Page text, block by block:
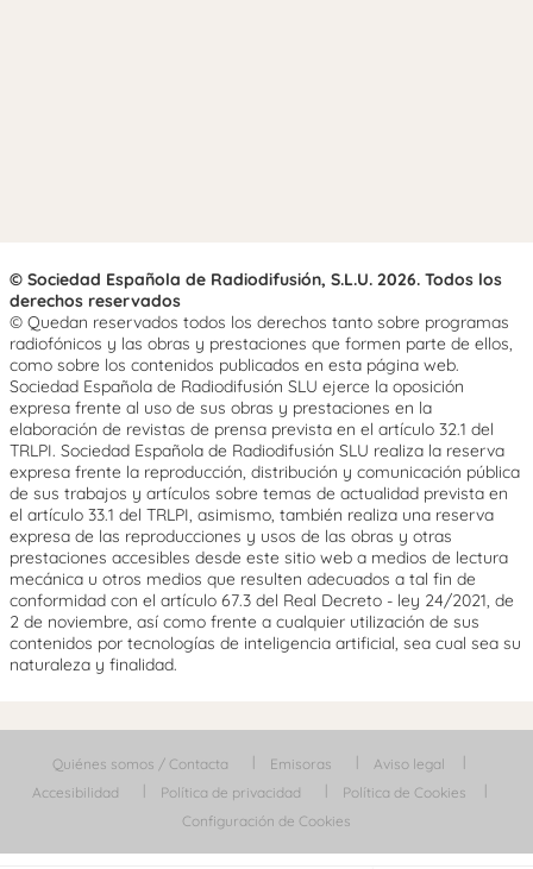
© Sociedad Española de Radiodifusión, S.L.U. 2026. Todos los
derechos reservados
© Quedan reservados todos los derechos tanto sobre programas
radiofónicos y las obras y prestaciones que formen parte de ellos,
como sobre los contenidos publicados en esta página web.
Sociedad Española de Radiodifusión SLU ejerce la oposición
expresa frente al uso de sus obras y prestaciones en la
elaboración de revistas de prensa prevista en el artículo 32.1 del
TRLPI. Sociedad Española de Radiodifusión SLU realiza la reserva
expresa frente la reproducción, distribución y comunicación pública
de sus trabajos y artículos sobre temas de actualidad prevista en
el artículo 33.1 del TRLPI, asimismo, también realiza una reserva
expresa de las reproducciones y usos de las obras y otras
prestaciones accesibles desde este sitio web a medios de lectura
mecánica u otros medios que resulten adecuados a tal fin de
conformidad con el artículo 67.3 del Real Decreto - ley 24/2021, de
2 de noviembre, así como frente a cualquier utilización de sus
contenidos por tecnologías de inteligencia artificial, sea cual sea su
naturaleza y finalidad.
Quiénes somos / Contacta Emisoras
Aviso legal
Accesibilidad
Política de privacidad
Política de Cookies
Configuración de Cookies